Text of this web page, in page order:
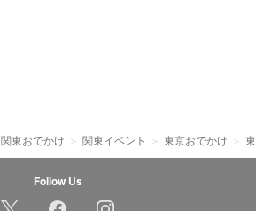
関東おでかけ 関東イベント 東京おでかけ
Follow Us